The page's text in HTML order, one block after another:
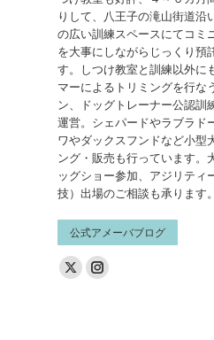
りして、八王子の滝山街道沿
の広い訓練スペースにてコミ
を大事にしながらじっくり預
す。しつけ教室と訓練以外に
マーによるトリミングを行な
ン、ドッグトレーナー公認訓
運営。シェパードやラブラド
ワやダックスフンドなど小型
ング・販売も行っています。
ッグショー参加、アジリティ
技）出場のご相談も承ります。
公式アメーバブログ
Find us on:
X
Instagram